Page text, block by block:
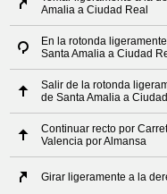
Amalia a Ciudad Real
En la rotonda
Santa Amalia a Ciudad
Salir de la rotonda
de Santa Amalia a
Continuar recto por
Valencia por Almansa
Girar ligeramente a la